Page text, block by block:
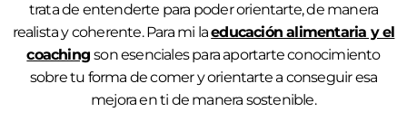
trata de entenderte para poder orientarte, de manera
realista y coherente. Para mi laeducación alimentaria y el
coaching son esenciales para aportarte conocimiento
sobre tu forma de comer y orientarte a conseguir esa
mejora en ti de manera sostenible.